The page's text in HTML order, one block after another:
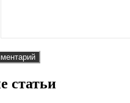
статьи